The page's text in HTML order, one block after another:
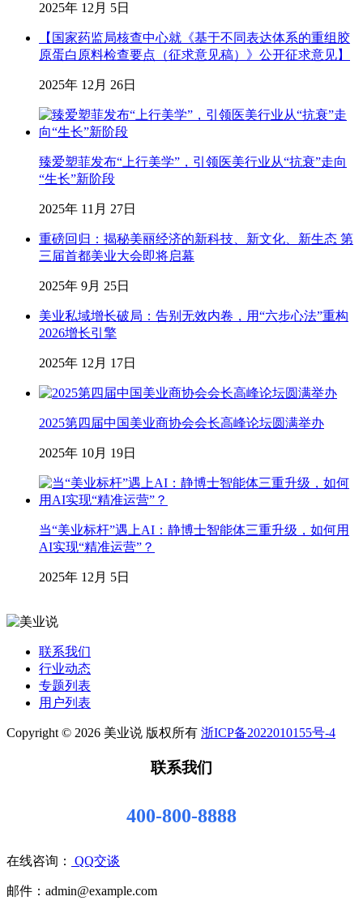
2025年 12月 5日
【国家药监局核查中心就《基于不同表达体系的重组胶
原蛋白原料检查要点（征求意见稿）》公开征求意见】
2025年 12月 26日
臻爱塑菲发布“上行美学”，引领医美行业从“抗衰”走向
“生长”新阶段
2025年 11月 27日
重磅回归：揭秘美丽经济的新科技、新文化、新生态 第
三届首都美业大会即将启幕
2025年 9月 25日
美业私域增长破局：告别无效内卷，用“六步心法”重构
2026增长引擎
2025年 12月 17日
2025第四届中国美业商协会会长高峰论坛圆满举办
2025年 10月 19日
当“美业标杆”遇上AI：静博士智能体三重升级，如何用
AI实现“精准运营”？
2025年 12月 5日
联系我们
行业动态
专题列表
用户列表
Copyright © 2026 美业说 版权所有 浙ICP备2022010155号-4
联系我们
400-800-8888
在线咨询： QQ交谈
邮件：admin@example.com